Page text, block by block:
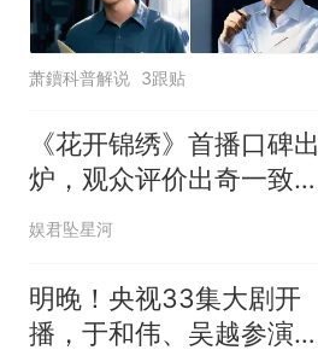
萧鑟科普解说 3跟贴
《花开锦绣》首播口碑出
炉，观众评价出奇一致，
古偶吃上细糠了
娱君坠星河
明晚！央视33集大剧开
播，于和伟、吴越参演，